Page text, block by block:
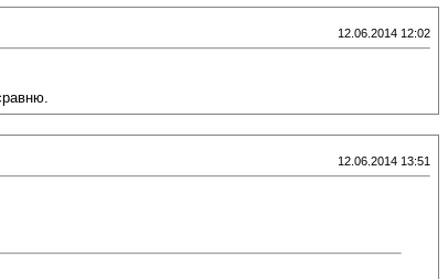
12.06.2014 12:02
12.06.2014 13:51